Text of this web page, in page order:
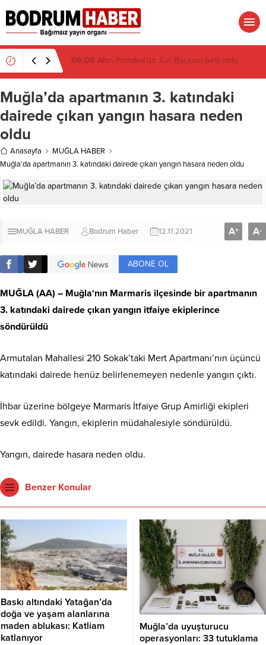
06:05 Antalya’da zirve Rusların: 7 ayda rekor
Muğla’da apartmanın 3. katındaki
dairede çıkan yangın hasara neden
oldu
Anasayfa
MUĞLA HABER
Muğla’da apartmanın 3. katındaki dairede çıkan yangın hasara neden oldu
MUĞLA HABER Bodrum Haber 12.11.2021 A+ A-
ABONE OL
MUĞLA (AA) – Muğla‘nın Marmaris ilçesinde bir apartmanın
3. katındaki dairede çıkan yangın itfaiye ekiplerince
söndürüldü
Armutalan Mahallesi 210 Sokak’taki Mert Apartmanı’nın üçüncü
katındaki dairede henüz belirlenemeyen nedenle yangın çıktı.
İhbar üzerine bölgeye Marmaris İtfaiye Grup Amirliği ekipleri
sevk edildi. Yangın, ekiplerin müdahalesiyle söndürüldü.
Yangın, dairede hasara neden oldu.
Benzer Konular
Baskı altındaki Yatağan’da
doğa ve yaşam alanlarına
maden ablukası: Katliam
katlanıyor
Muğla’da uyuşturucu
operasyonları: 33 tutuklama